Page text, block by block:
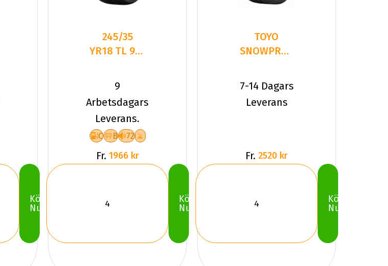
Köp
Nu
245/35
YR18 TL 92Y
CROSSCLIMATE
3 XL
9
Arbetsdagars
Leverans.
C B 72
Fr. 1966 kr
Köp
Nu
TOYO
SNOWPROX
245/35R18
92 V XL
7-14 Dagars
Leverans
Fr. 2520 kr
Köp
Nu